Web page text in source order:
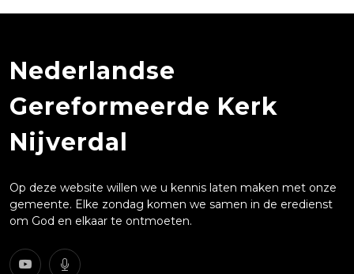
Nederlandse
Gereformeerde Kerk
Nijverdal
Op deze website willen we u kennis laten maken met onze
gemeente. Elke zondag komen we samen in de eredienst
om God en elkaar te ontmoeten.